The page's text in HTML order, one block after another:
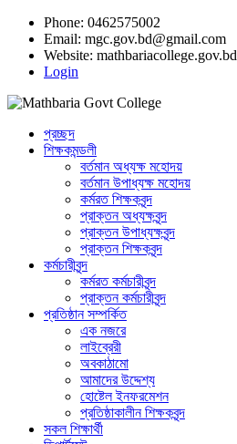
Phone: 0462575002
Email: mgc.gov.bd@gmail.com
Website: mathbariacollege.gov.bd
Login
প্রচ্ছদ
শিক্ষকমন্ডলী
বর্তমান অধ্যক্ষ মহোদয়
বর্তমান ‌উপাধ্যক্ষ মহোদয়
কর্মরত শিক্ষকবৃন্দ
প্রাক্তন অধ্যক্ষবৃন্দ
প্রাক্তন উপাধ্যক্ষবৃন্দ
প্রাক্তন শিক্ষকবৃন্দ
কর্মচারীবৃন্দ
কর্মরত কর্মচারীবৃন্দ
প্রাক্তন কর্মচারীবৃন্দ
প্রতিষ্ঠান সম্পর্কিত
এক নজরে
লাইব্রেরী
অবকাঠামো
আমাদের উদ্দেশ্য
হোষ্টেল ইনফরমেশন
প্রতিষ্ঠাকালীন শিক্ষকবৃন্দ
সকল শিক্ষার্থী